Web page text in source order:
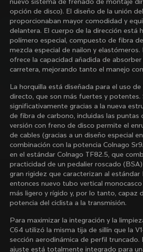
Quiénes somos
Buscar una tienda
Colnago de ocasión y segunda mano
Trabaja con nosotros
Ayuda
Contacto
Guía de tallas
Registro de bicicletas
Asistencia y garantía
Envíos y devoluciones
B2B Client Portal
FAQ
Redes sociales
Facebook
Instagram
Twitter
LinkedIn
Descubre las últimas noticias de
Colnago con nuestro boletín
Condiciones generales
Política de cookies
Whistleblowing
Privacy Whistleblowing
Colombia |Español
¿Cambiar de país?
opción de disco). El diseño de la unión
proporcionaban mayor comodidad y
delantera. El cuerpo de la dirección está
polímero especial, compuesto de fibra
mezcla especial de nailon y elastómeros.
ofrece la capacidad añadida de absorber
carretera, mejorando tanto el manejo
La horquilla está diseñada para el uso
directo, que son más fuertes y potentes.
significativamente gracias a la nueva
de fibra de carbono, incluidas las puntas
versión con freno de disco permite el
de cables (gracias a un diseño especial
combinación con la potencia Colnago
en el estándar Colnago TF82.5, que
practicidad de un pedalier roscado
gran rigidez que caracterizan al estándar
entonces nuevo tubo vertical
más ligero y rígido y, por lo tanto, capaz
potencia del ciclista a la transmisión.
Para maximizar la integración y la
C64 utilizó la misma tija de sillín que la
sección aerodinámica de perfil truncado.
ajuste está totalmente integrado para
Descubre las últimas noticias de
nuestro boletín semanal